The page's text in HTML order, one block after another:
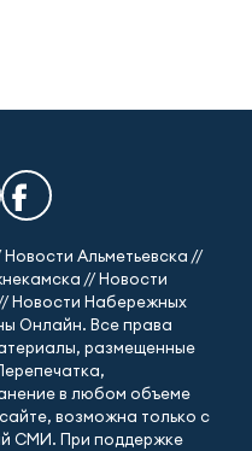
Альметьевска //
// Новости
Новости Набережных
Онлайн. Все права
размещенные
в любом объеме
возможна только с
СМИ. При поддержке